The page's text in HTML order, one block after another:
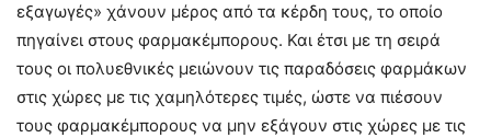
εξαγωγές» χάνουν μέρος από τα κέρδη τους, το οποίο
πηγαίνει στους φαρμακέμπορους. Και έτσι με τη σειρά
τους οι πολυεθνικές μειώνουν τις παραδόσεις φαρμάκων
στις χώρες με τις χαμηλότερες τιμές, ώστε να πιέσουν
τους φαρμακέμπορους να μην εξάγουν στις χώρες με τις